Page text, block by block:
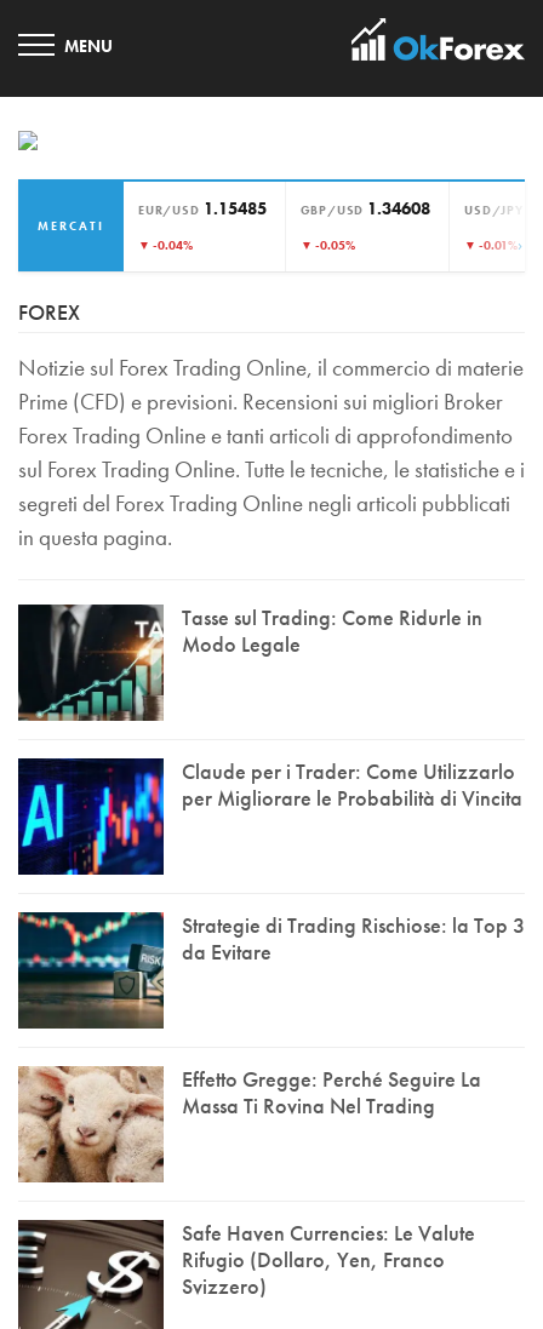
MERCATI
EUR/USD 1.15485
▼ -0.04%
GBP/USD 1.34608
▼ -0.05%
USD/JPY
▼ -0.01%›
FOREX
Notizie sul Forex Trading Online, il commercio di materie
Prime (CFD) e previsioni. Recensioni sui migliori Broker
Forex Trading Online e tanti articoli di approfondimento
sul Forex Trading Online. Tutte le tecniche, le statistiche e i
segreti del Forex Trading Online negli articoli pubblicati
in questa pagina.
Tasse sul Trading: Come Ridurle in
Modo Legale
Claude per i Trader: Come Utilizzarlo
per Migliorare le Probabilità di Vincita
Strategie di Trading Rischiose: la Top 3
da Evitare
Effetto Gregge: Perché Seguire La
Massa Ti Rovina Nel Trading
Safe Haven Currencies: Le Valute
Rifugio (Dollaro, Yen, Franco
Svizzero)